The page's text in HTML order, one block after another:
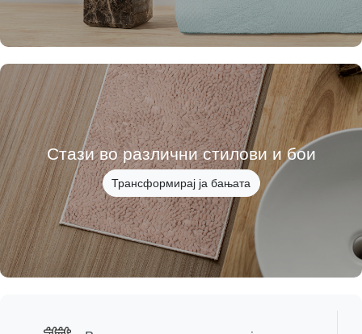
Стази во различни стилови и бои
Трансформирај ја бањата